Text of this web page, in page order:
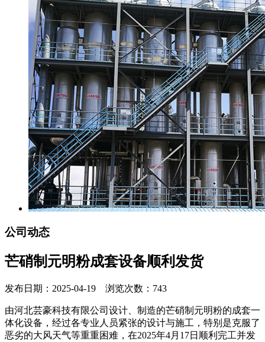
公司动态
芒硝制元明粉成套设备顺利发货
发布日期：2025-04-19 浏览次数：743
由河北芸豪科技有限公司设计、制造的芒硝制元明粉的成套一
体化设备，经过各专业人员紧张的设计与施工，特别是克服了
恶劣的大风天气等重重困难，在2025年4月17日顺利完工并发